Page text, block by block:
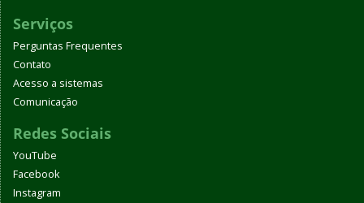
Serviços
Perguntas Frequentes
Contato
Acesso a sistemas
Comunicação
Redes Sociais
YouTube
Facebook
Instagram